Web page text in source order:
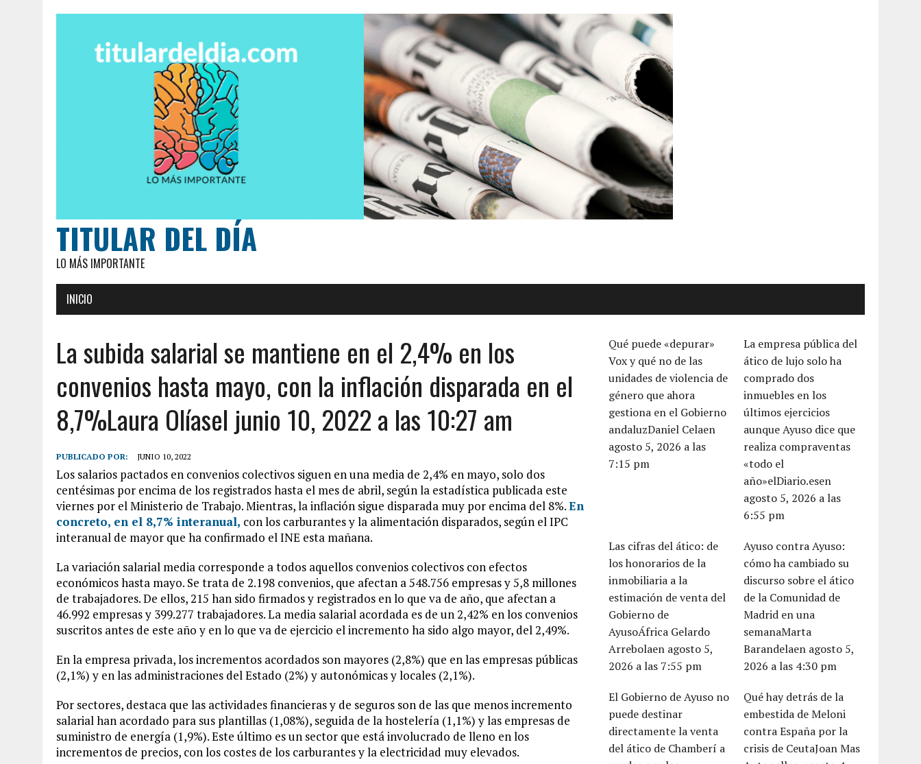
TITULAR DEL DÍA
LO MÁS IMPORTANTE
INICIO
La subida salarial se mantiene en el 2,4% en los
convenios hasta mayo, con la inflación disparada en el
8,7%Laura Olíasel junio 10, 2022 a las 10:27 am
PUBLICADO POR: JUNIO 10, 2022
Los salarios pactados en convenios colectivos siguen en una media de 2,4% en mayo, solo dos
centésimas por encima de los registrados hasta el mes de abril, según la estadística publicada este
viernes por el Ministerio de Trabajo. Mientras, la inflación sigue disparada muy por encima del 8%.En
concreto, en el 8,7% interanual, con los carburantes y la alimentación disparados, según el IPC
interanual de mayor que ha confirmado el INE esta mañana.
La variación salarial media corresponde a todos aquellos convenios colectivos con efectos
económicos hasta mayo. Se trata de 2.198 convenios, que afectan a 548.756 empresas y 5,8 millones
de trabajadores. De ellos, 215 han sido firmados y registrados en lo que va de año, que afectan a
46.992 empresas y 399.277 trabajadores. La media salarial acordada es de un 2,42% en los convenios
suscritos antes de este año y en lo que va de ejercicio el incremento ha sido algo mayor, del 2,49%.
En la empresa privada, los incrementos acordados son mayores (2,8%) que en las empresas públicas
(2,1%) y en las administraciones del Estado (2%) y autonómicas y locales (2,1%).
Por sectores, destaca que las actividades financieras y de seguros son de las que menos incremento
salarial han acordado para sus plantillas (1,08%), seguida de la hostelería (1,1%) y las empresas de
suministro de energía (1,9%). Este último es un sector que está involucrado de lleno en los
incrementos de precios, con los costes de los carburantes y la electricidad muy elevados.
Qué puede «depurar»
Vox y qué no de las
unidades de violencia de
género que ahora
gestiona en el Gobierno
andaluzDaniel Celaen
agosto 5, 2026 a las
7:15 pm
La empresa pública del
ático de lujo solo ha
comprado dos
inmuebles en los
últimos ejercicios
aunque Ayuso dice que
realiza compraventas
«todo el
año»elDiario.esen
agosto 5, 2026 a las
6:55 pm
Las cifras del ático: de
los honorarios de la
inmobiliaria a la
estimación de venta del
Gobierno de
AyusoÁfrica Gelardo
Arrebolaen agosto 5,
2026 a las 7:55 pm
Ayuso contra Ayuso:
cómo ha cambiado su
discurso sobre el ático
de la Comunidad de
Madrid en una
semanaMarta
Barandelaen agosto 5,
2026 a las 4:30 pm
El Gobierno de Ayuso no
puede destinar
directamente la venta
del ático de Chamberí a
Qué hay detrás de la
embestida de Meloni
contra España por la
crisis de CeutaJoan Mas